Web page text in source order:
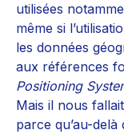
utilisées
même si
les données
aux références
Positioning
Mais il nous
parce qu’au-